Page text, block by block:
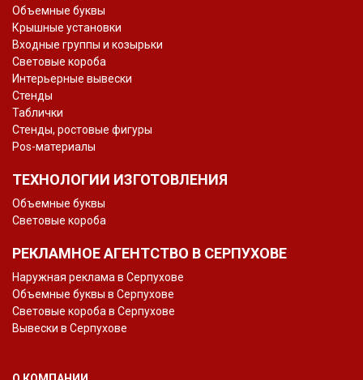
Объемные буквы
Крышные установки
Входные группы и козырьки
Световые короба
Интерьерные вывески
Стенды
Таблички
Стенды, ростовые фигуры
Pos-материалы
ТЕХНОЛОГИИ ИЗГОТОВЛЕНИЯ
Объемные буквы
Световые короба
РЕКЛАМНОЕ АГЕНТСТВО В СЕРПУХОВЕ
Наружная реклама в Серпухове
Объемные буквы в Серпухове
Световые короба в Серпухове
Вывески в Серпухове